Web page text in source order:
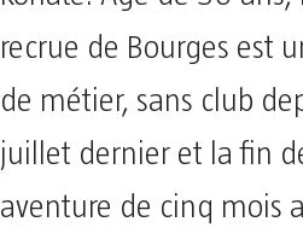
recrue de Bourges est
de métier, sans club
juillet dernier et la fin
aventure de cinq mois